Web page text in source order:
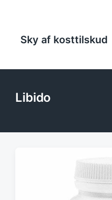
Sky af kosttilskud
Libido